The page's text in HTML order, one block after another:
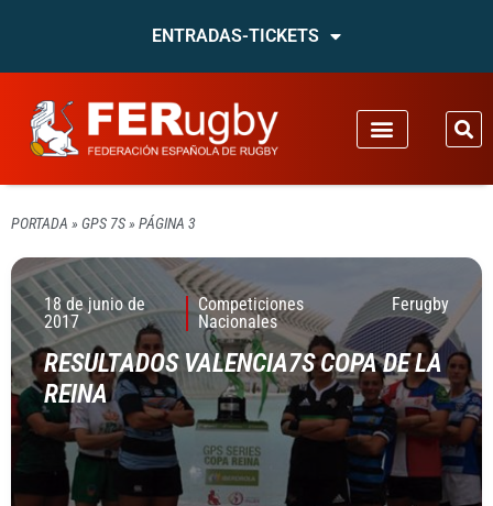
ENTRADAS-TICKETS
PORTADA » GPS 7S» PÁGINA 3
18 de junio de
2017
Competiciones
Nacionales
Ferugby
RESULTADOS VALENCIA7S COPA DE LA
REINA